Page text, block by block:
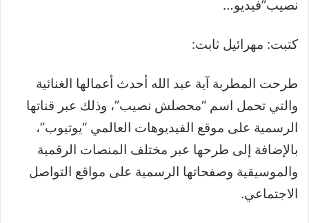
نصيب”فيديو…
كتبت: مهرائيل ثابت:
طرحت المطربة آية عبد الله أحدث أعمالها الغنائية
والتي تحمل اسم “محصلش نصيب”، وذلك عبر قناتها
الرسمية على موقع الفيديوهات العالمي “يوتيوب”،
بالإضافة إلى طرحها عبر مختلف المنصات الرقمية
والموسيقية وصفحاتها الرسمية على مواقع التواصل
الاجتماعي.